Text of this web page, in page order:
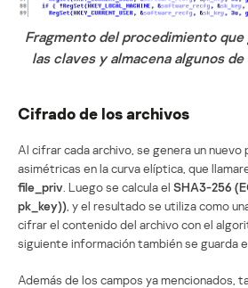
Fragmento del procedimiento
las claves y almacena algunos
Cifrado de los archivos
Al cifrar cada archivo, se genera un nuevo
asimétricas en la curva elíptica, que
file_priv . Luego se calcula el SHA3-256
pk_key)) , y el resultado se utiliza como
cifrar el contenido del archivo con el
siguiente información también se guarda
Además de los campos ya mencionados,